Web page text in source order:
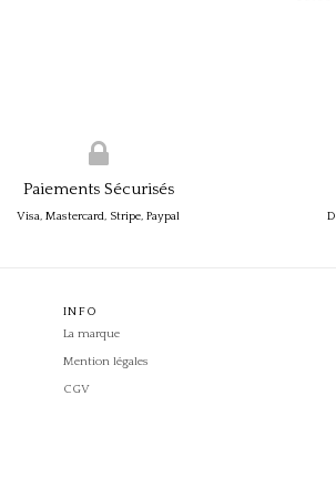
Paiements Sécurisés
Visa, Mastercard, Stripe, Paypal
INFO
La marque
Mention légales
CGV